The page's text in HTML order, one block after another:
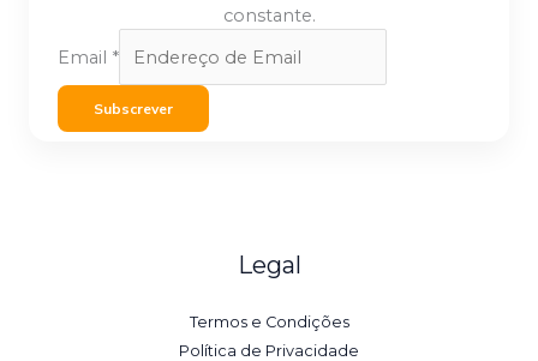
constante.
Email *
Subscrever
Legal
Termos e Condições
Política de Privacidade